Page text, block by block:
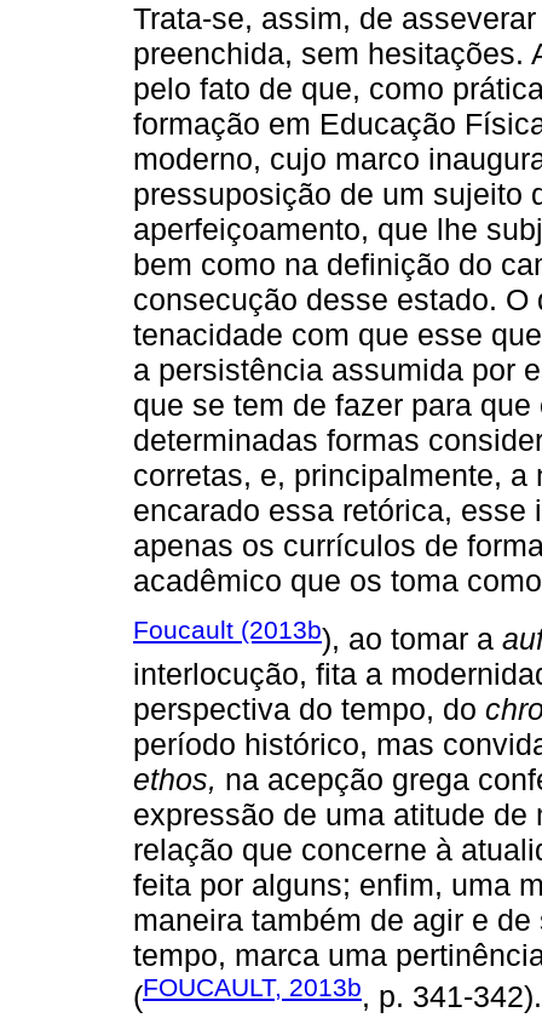
Trata-se, assim, de
preenchida, sem hesitações.
pelo fato de que, como
formação em Educação
moderno, cujo marco
pressuposição de um sujeito
aperfeiçoamento, que lhe
bem como na definição do
consecução desse estado.
tenacidade com que esse
a persistência assumida por
que se tem de fazer para
determinadas formas
corretas, e, principalmente,
encarado essa retórica,
apenas os currículos de
acadêmico que os toma
Foucault (2013b), ao tomar a
interlocução, fita a
perspectiva do tempo, do
período histórico, mas
ethos, na acepção grega
expressão de uma atitude de
relação que concerne à
feita por alguns; enfim, uma
maneira também de agir e
tempo, marca uma
(FOUCAULT, 2013b, p. 341-